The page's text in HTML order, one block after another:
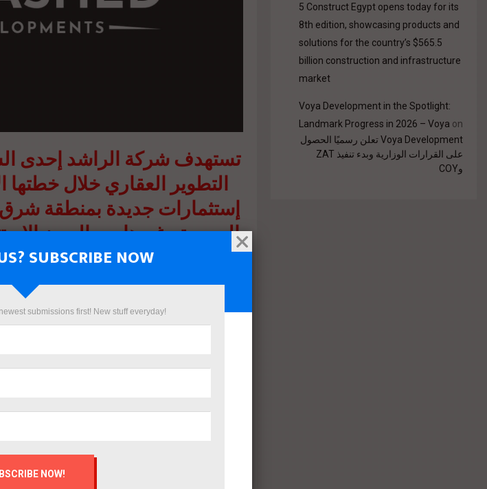
تستهدف شركة الراشد إحدى
التطوير العقاري خلال خطتها
إستثمارات جديدة بمنطقة شرق
الجديدة وغيرها من المدن
إيمانا من شركة الراشد بأن
الركائز الأساسية التي
المشروع وتقديم منتج عقارى
إضافة قوية للسوق
يأتى ذلك فى ضوء تكوين محفظة إستثمارية
أعمالها, حيث عملت الراشد في كافة
حيث الأمن و الخصوصية و الرفاهية بجميع
الأول في اعمالها من حيث الإنشاءات ومواعيد
5 Construct Egypt opens today for its
8th edition, showcasing products and
solutions for the country’s $565.5
billion construction and infrastructure
market
Voya Development in the Spotlight:
Landmark Progress in 2026 – Voya on
Voya Development تعلن رسميًا الحصول
على القرارات الوزارية وبدء تنفيذ ZAT
وCOY
SUBSCRIBE NOW
submissions first! New stuff everyday!